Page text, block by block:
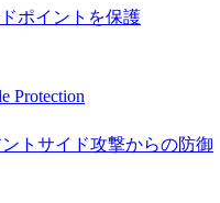
ポイントを保護
Protection
トサイド攻撃からの防御